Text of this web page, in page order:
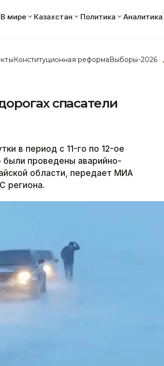
В мире Казахстан Политика Аналитика
Конституционная реформаВыборы-2026
спасатели
в период с 11-го по 12-ое
были проведены аварийно-
области, передает МИА
региона.